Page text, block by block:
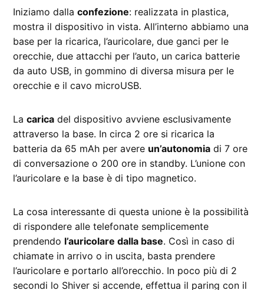
Iniziamo dallaconfezione: realizzata in plastica,
mostra il dispositivo in vista. All’interno abbiamo una
base per la ricarica, l’auricolare, due ganci per le
orecchie, due attacchi per l’auto, un carica batterie
da auto USB, in gommino di diversa misura per le
orecchie e il cavo microUSB.
Lacarica del dispositivo avviene esclusivamente
attraverso la base. In circa 2 ore si ricarica la
batteria da 65 mAh per avere un’autonomia di 7 ore
di conversazione o 200 ore in standby. L’unione con
l’auricolare e la base è di tipo magnetico.
La cosa interessante di questa unione è la possibilità
di rispondere alle telefonate semplicemente
prendendo l’auricolare dalla base. Così in caso di
chiamate in arrivo o in uscita, basta prendere
l’auricolare e portarlo all’orecchio. In poco più di 2
secondi lo Shiver si accende, effettua il paring con il